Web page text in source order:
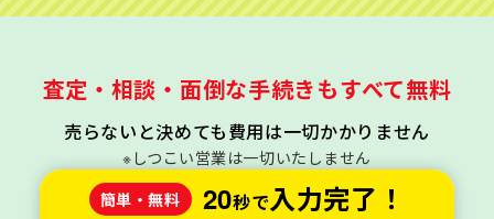
査定・相談・面倒な手続きもすべて無料
売らないと決めても費用は一切かかりません
※しつこい営業は一切いたしません
簡単・無料
20秒で入力完了！